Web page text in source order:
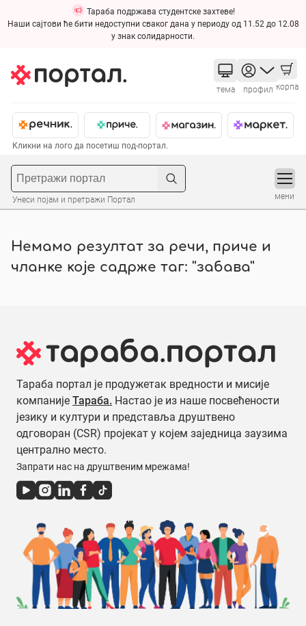
Тараба подржава студентске захтеве!
Наши сајтови ће бити недоступни сваког дана у периоду од 11.52 до 12.08
у знак солидарности.
тема профил корпа
Кликни на лого да посетиш под-портал.
Унеси појам и претражи Портал мени
Немамо резултат за речи, приче и
чланке које садрже таг: "забава"
Тараба портал је продужетак вредности и мисије
компаније Тараба. Настао је из наше посвећености
језику и култури и представља друштвено
одговоран (CSR) пројекат у којем заједница заузима
централно место.
Запрати нас на друштвеним мрежама!